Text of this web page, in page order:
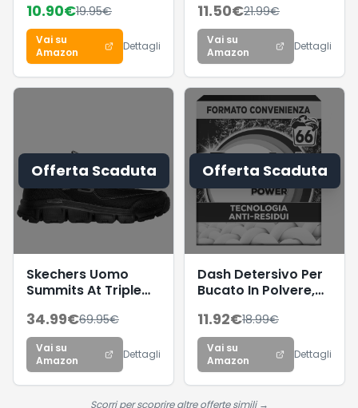
speciale in acciaio
inox, alimentazione
a cavo tramite
snodo girevole a
360°, serbatoio
dell'acqua
10.90€19.95€
Vai su
Amazon
Dettagli
Scorta (4 x 19
Lavaggi), Detersivo
liquido lavatrice per
una pulizia del
bucato e
freschezza igienica
per la lavatrice,
Rimuove le macchie
da 20°C
11.50€21.99€
Vai su
Amazon
Dettagli
Offerta Scaduta
Skechers Uomo
Summits At Triple
Ginnastica, Black
Textile/Synthetic/Trim,
41.5 EU
34.99€69.95€
Vai su
Amazon
Dettagli
Offerta Scaduta
Dash Detersivo Per
Bucato In Polvere,
Tecnologia anti
residui, rimuove le
macchie, efficace a
cicli brevi e a freddo
11.92€18.99€
Vai su
Amazon
Dettagli
Scorri per scoprire altre offerte simili →